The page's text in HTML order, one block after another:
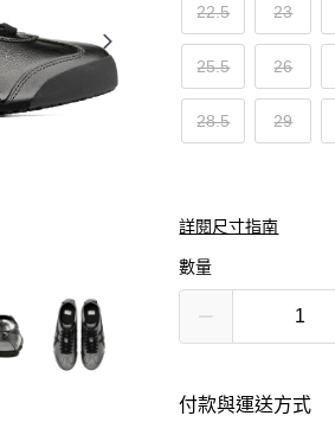
22.5 23
25.5 26
28.5 29
詳閱尺寸指南
數量
付款與運送方式